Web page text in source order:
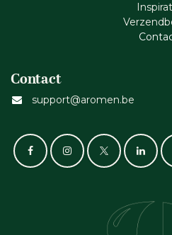
Contact
support@aromen.be